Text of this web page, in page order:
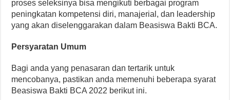
proses seleksinya bisa mengikuti berbagai program
peningkatan kompetensi diri, manajerial, dan leadership
yang akan diselenggarakan dalam Beasiswa Bakti BCA.
Persyaratan Umum
Bagi anda yang penasaran dan tertarik untuk
mencobanya, pastikan anda memenuhi beberapa syarat
Beasiswa Bakti BCA 2022 berikut ini.